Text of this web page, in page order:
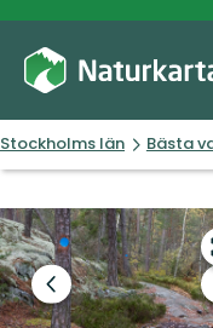
Stockholms län Bästa
Föregående
bild